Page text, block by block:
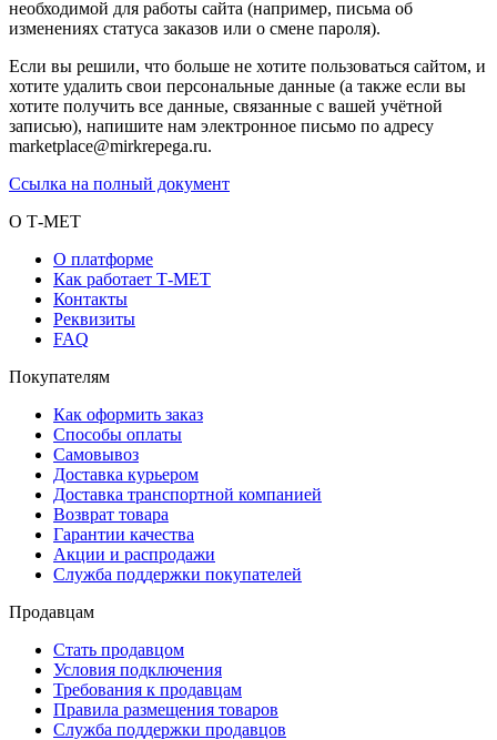
необходимой для работы сайта (например, письма об
изменениях статуса заказов или о смене пароля).
Если вы решили, что больше не хотите пользоваться сайтом, и
хотите удалить свои персональные данные (а также если вы
хотите получить все данные, связанные с вашей учётной
записью), напишите нам электронное письмо по адресу
marketplace@mirkrepega.ru.
Ссылка на полный документ
О Т-МЕТ
О платформе
Как работает Т-МЕТ
Контакты
Реквизиты
FAQ
Покупателям
Как оформить заказ
Способы оплаты
Самовывоз
Доставка курьером
Доставка транспортной компанией
Возврат товара
Гарантии качества
Акции и распродажи
Служба поддержки покупателей
Продавцам
Стать продавцом
Условия подключения
Требования к продавцам
Правила размещения товаров
Служба поддержки продавцов